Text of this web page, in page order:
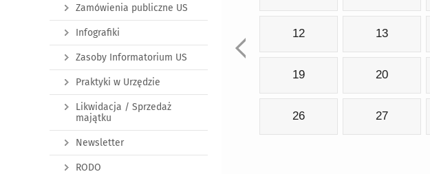
12 13
19 20
26 27
Zamówienia publiczne US
Infografiki
Zasoby Informatorium US
Praktyki w Urzędzie
Likwidacja / Sprzedaż
majątku
Newsletter
RODO